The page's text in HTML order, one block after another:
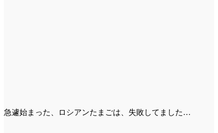
急遽始まった、ロシアンたまごは、失敗してました…